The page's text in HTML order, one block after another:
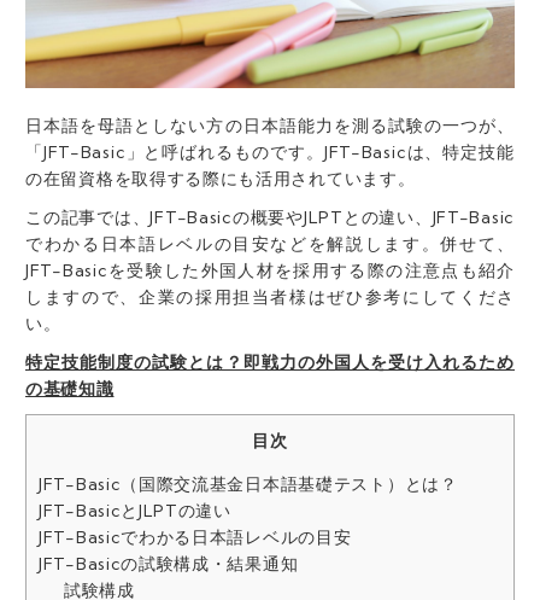
日本語を母語としない方の日本語能力を測る試験の一つが、
「JFT-Basic」と呼ばれるものです。JFT-Basicは、特定技能
の在留資格を取得する際にも活用されています。
この記事では、JFT-Basicの概要やJLPTとの違い、JFT-Basic
でわかる日本語レベルの目安などを解説します。併せて、
JFT-Basicを受験した外国人材を採用する際の注意点も紹介
しますので、企業の採用担当者様はぜひ参考にしてくださ
い。
特定技能制度の試験とは？即戦力の外国人を受け入れるため
の基礎知識
目次
JFT-Basic（国際交流基金日本語基礎テスト）とは？
JFT-BasicとJLPTの違い
JFT-Basicでわかる日本語レベルの目安
JFT-Basicの試験構成・結果通知
試験構成